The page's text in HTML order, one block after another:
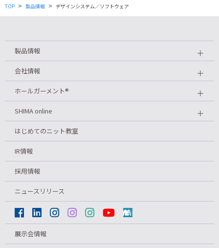
TOP > 製品情報 > デザインシステム／ソフトウェア
製品情報 ＋
会社情報 ＋
ホールガーメント® ＋
SHIMA online ＋
はじめてのニット教室
IR情報
採用情報
ニュースリリース
展示会情報